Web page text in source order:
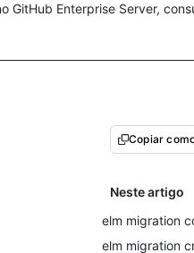
GitHub Enterprise Server,
Copiar
Neste artigo
elm migration
elm migration